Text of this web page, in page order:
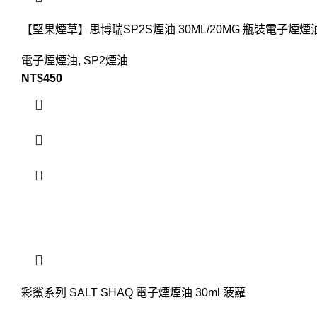
【堅果煙草】思博瑞SP2S煙油 30ML/20MG 瓶裝電子煙煙
電子煙煙油, SP2煙油
NT$450
彩鯊系列 SALT SHAQ 電子煙煙油 30ml 菠蘿